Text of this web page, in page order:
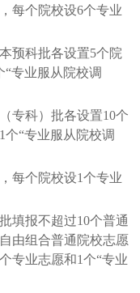
每个院校设6个专业
科批各设置5个院
专业服从院校调
科）批各设置10个
“专业服从院校调
每个院校设1个专业
报不超过10个普通
由组合普通院校志愿
专业志愿和1个“专业